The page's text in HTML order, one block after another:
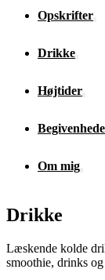
Opskrifter
Drikke
Højtider
Om mig
Drikke
Læskende kolde
smoothie, drinks